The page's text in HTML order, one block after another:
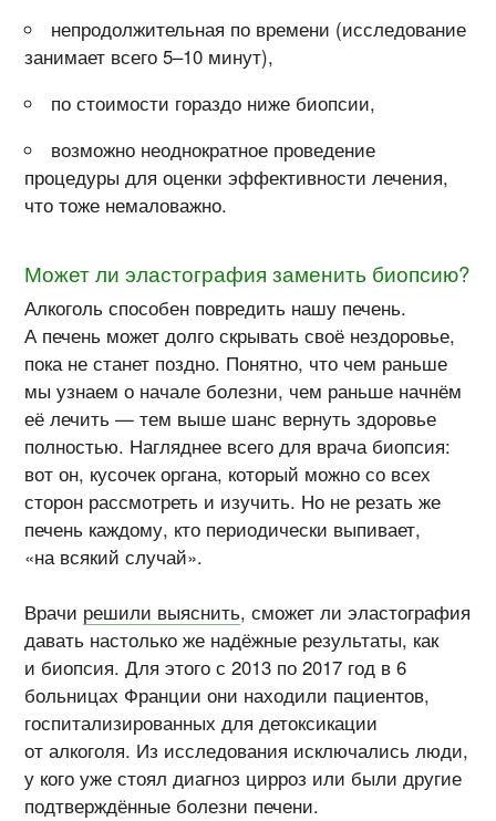
непродолжительная по времени (исследование
занимает всего 5–10 минут),
по стоимости гораздо ниже биопсии,
возможно неоднократное проведение
процедуры для оценки эффективности лечения,
что тоже немаловажно.
Может ли эластография заменить биопсию?
Алкоголь способен повредить нашу печень.
А печень может долго скрывать своё нездоровье,
пока не станет поздно. Понятно, что чем раньше
мы узнаем о начале болезни, чем раньше начнём
её лечить — тем выше шанс вернуть здоровье
полностью. Нагляднее всего для врача биопсия:
вот он, кусочек органа, который можно со всех
сторон рассмотреть и изучить. Но не резать же
печень каждому, кто периодически выпивает,
«на всякий случай».
Врачи решили выяснить, сможет ли эластография
давать настолько же надёжные результаты, как
и биопсия. Для этого с 2013 по 2017 год в 6
больницах Франции они находили пациентов,
госпитализированных для детоксикации
от алкоголя. Из исследования исключались люди,
у кого уже стоял диагноз цирроз или были другие
подтверждённые болезни печени.